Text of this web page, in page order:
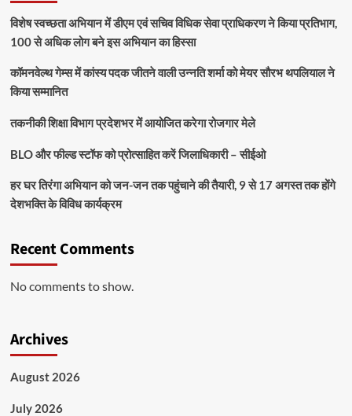
विशेष स्वच्छता अभियान में डीएम एवं सचिव विधिक सेवा प्राधिकरण ने किया प्रतिभाग,
100 से अधिक लोग बने इस अभियान का हिस्सा
कॉमनवेल्थ गेम्स में कांस्य पदक जीतने वाली उन्नति शर्मा को मेयर सौरभ थपलियाल ने
किया सम्मानित
तकनीकी शिक्षा विभाग प्रदेशभर में आयोजित करेगा रोजगार मेले
BLO और फील्ड स्टॉफ को प्रोत्साहित करें जिलाधिकारी – सीईओ
हर घर तिरंगा अभियान को जन-जन तक पहुंचाने की तैयारी, 9 से 17 अगस्त तक होंगे
देशभक्ति के विविध कार्यक्रम
Recent Comments
No comments to show.
Archives
August 2026
July 2026